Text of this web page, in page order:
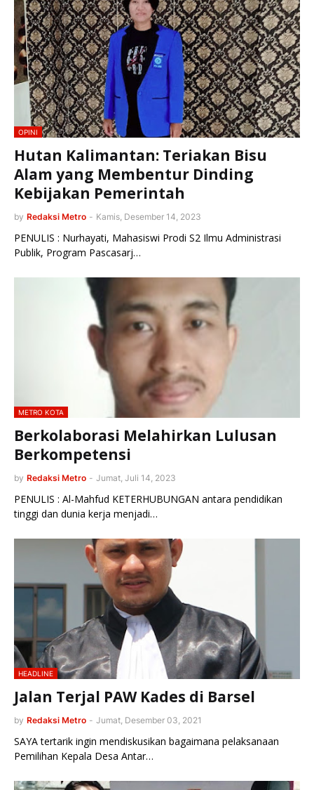
OPINI
Hutan Kalimantan: Teriakan Bisu
Alam yang Membentur Dinding
Kebijakan Pemerintah
by Redaksi Metro - Kamis, Desember 14, 2023
PENULIS : Nurhayati, Mahasiswi Prodi S2 Ilmu Administrasi
Publik, Program Pascasarj…
METRO KOTA
Berkolaborasi Melahirkan Lulusan
Berkompetensi
by Redaksi Metro - Jumat, Juli 14, 2023
PENULIS : Al-Mahfud KETERHUBUNGAN antara pendidikan
tinggi dan dunia kerja menjadi…
HEADLINE
Jalan Terjal PAW Kades di Barsel
by Redaksi Metro - Jumat, Desember 03, 2021
SAYA tertarik ingin mendiskusikan bagaimana pelaksanaan
Pemilihan Kepala Desa Antar…